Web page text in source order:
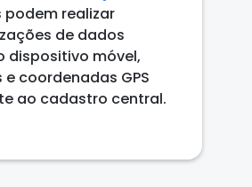
podem realizar
de dados
dispositivo móvel,
coordenadas GPS
ao cadastro central.